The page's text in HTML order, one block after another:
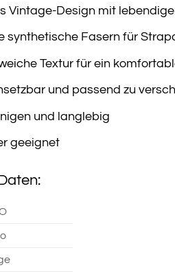
Vintage-Design mit
synthetische Fasern für
Textur für ein
und passend zu
und langlebig
geeignet